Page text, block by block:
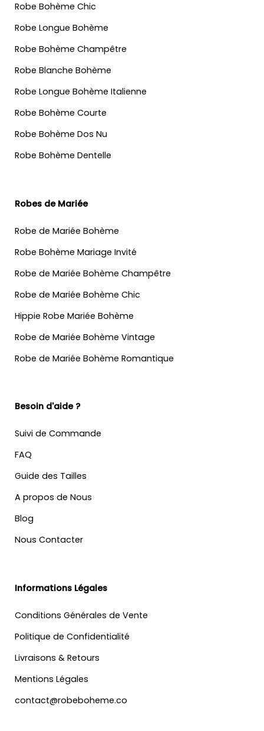
Robe Bohème Chic
Robe Longue Bohème
Robe Bohème Champêtre
Robe Blanche Bohème
Robe Longue Bohème Italienne
Robe Bohème Courte
Robe Bohème Dos Nu
Robe Bohème Dentelle
Robes de Mariée
Robe de Mariée Bohème
Robe Bohème Mariage Invité
Robe de Mariée Bohème Champêtre
Robe de Mariée Bohème Chic
Hippie Robe Mariée Bohème
Robe de Mariée Bohème Vintage
Robe de Mariée Bohème Romantique
Besoin d'aide ?
Suivi de Commande
FAQ
Guide des Tailles
A propos de Nous
Blog
Nous Contacter
Informations Légales
Conditions Générales de Vente
Politique de Confidentialité
Livraisons & Retours
Mentions Légales
contact@robeboheme.co